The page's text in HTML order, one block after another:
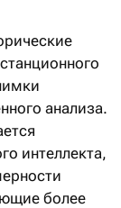
анализа.
интеллекта,
более